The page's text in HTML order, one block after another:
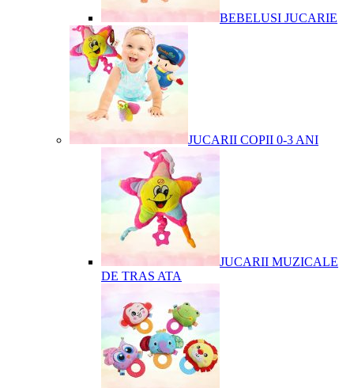
BEBELUSI JUCARIE
JUCARII COPII 0-3 ANI
JUCARII MUZICALE
DE TRAS ATA